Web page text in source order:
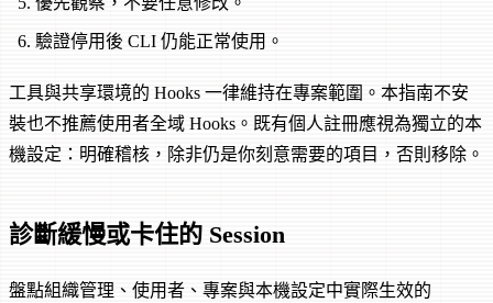
驗證停用後 CLI 仍能正常使用。
工具與共享環境的 Hooks 一律維持在專案範圍。本指南不安
裝也不推薦使用者全域 Hooks。既有個人註冊應視為獨立的本
機設定：明確稽核，除非仍是你刻意需要的項目，否則移除。
診斷緩慢或卡住的 Session
盤點組織管理、使用者、專案與本機設定中實際生效的